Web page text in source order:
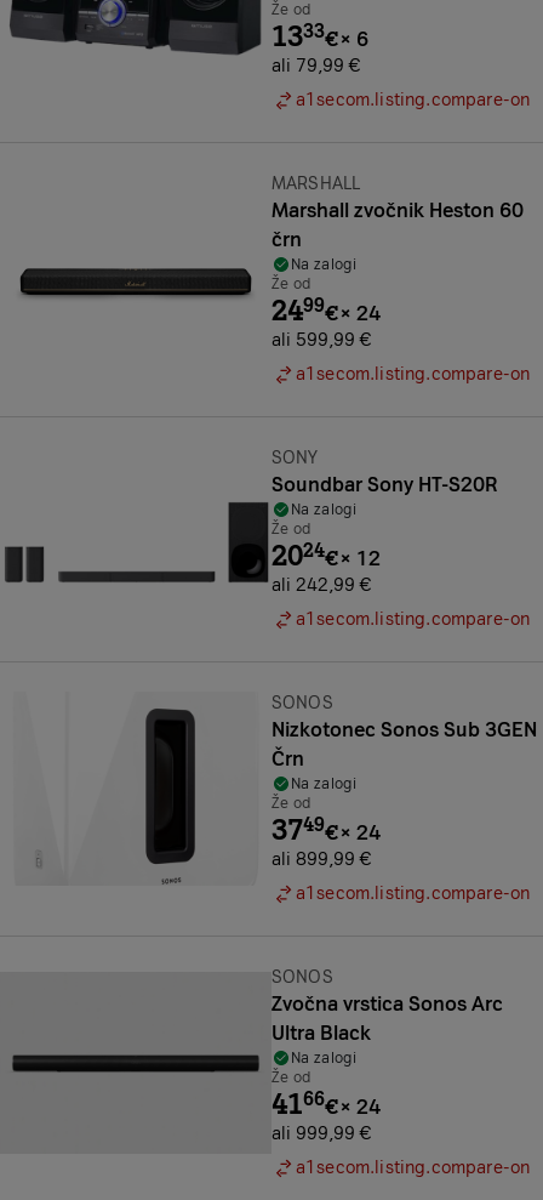
Že od
1333€× 6
ali 79,99 €
a1secom.listing.compare-on
Znamka:
MARSHALL
Marshall zvočnik Heston 60
črn
Na zalogi
Že od
2499€× 24
ali 599,99 €
a1secom.listing.compare-on
Znamka:
SONY
Soundbar Sony HT-S20R
Na zalogi
Že od
2024€× 12
ali 242,99 €
a1secom.listing.compare-on
Znamka:
SONOS
Nizkotonec Sonos Sub 3GEN
Črn
Na zalogi
Že od
3749€× 24
ali 899,99 €
a1secom.listing.compare-on
Znamka:
SONOS
Zvočna vrstica Sonos Arc
Ultra Black
Na zalogi
Že od
4166€× 24
ali 999,99 €
a1secom.listing.compare-on